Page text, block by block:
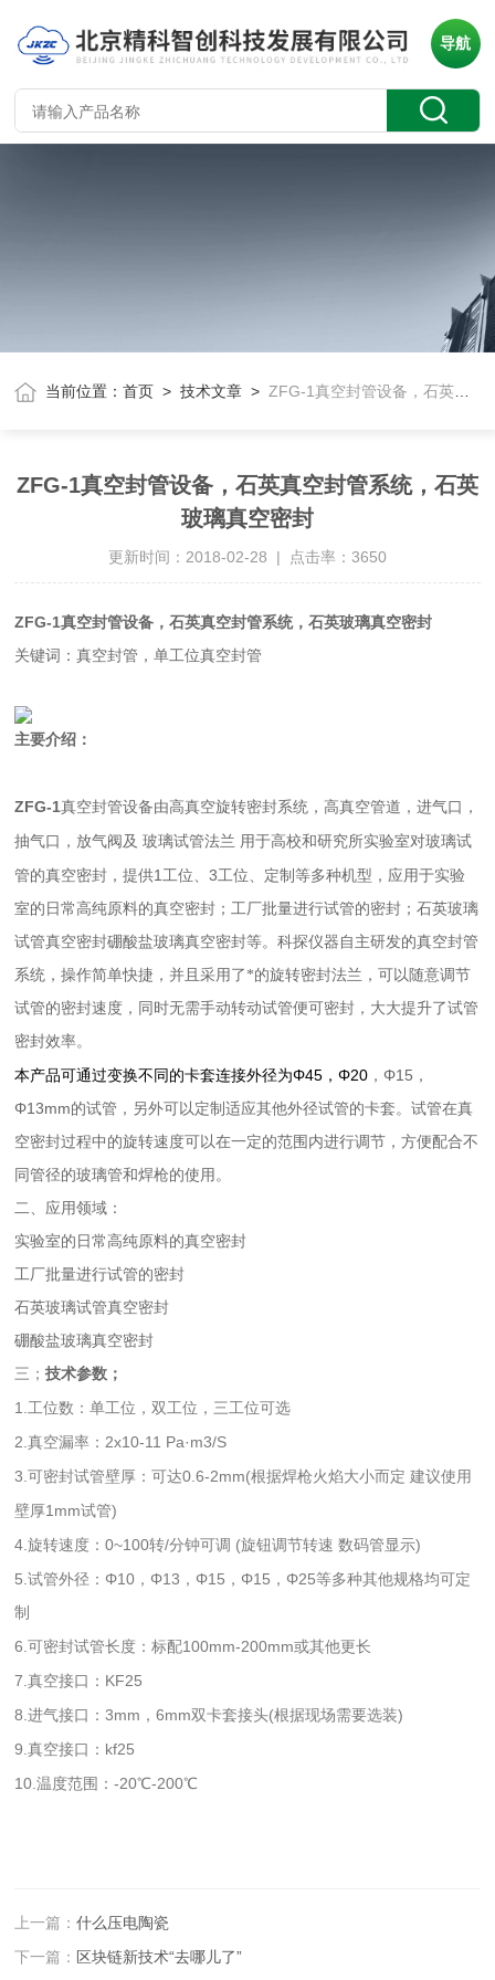
导航
当前位置：首页 >技术文章 > ZFG-1真空封管设备，石英真空封管系统，石英玻璃真空密封
ZFG-1真空封管设备，石英真空封管系统，石英
玻璃真空密封
更新时间：2018-02-28 | 点击率：3650
ZFG-1真空封管设备，石英真空封管系统，石英玻璃真空密封
关键词：真空封管，单工位真空封管
主要介绍：
ZFG-1真空封管设备由高真空旋转密封系统，高真空管道，进气口，
抽气口，放气阀及 玻璃试管法兰 用于高校和研究所实验室对玻璃试
管的真空密封，提供1 工位、3工位、定制等多种机型，应用于实验
室的日常高纯原料的真空密封；工厂批量进行试管的密封；石英玻璃
试管真空密封硼酸盐玻璃真空密封等。科探仪器自主研发的真空封管
系统，操作简单快捷，并且采用了*的旋转密封法兰，可以随意调节
试管的密封速度，同时无需手动转动试管便可密封，大大提升了试管
密封效率。
本产品可通过变换不同的卡套连接外径为Φ45 ，Φ20 ，Φ15，
Φ13mm的试管，另外可以定制适应其他外径试管的卡套。试管在真
空密封过程中的旋转速度可以在一定的范围内进行调节，方便配合不
同管径的玻璃管和焊枪的使用。
二、应用领域：
实验室的日常高纯原料的真空密封
工厂批量进行试管的密封
石英玻璃试管真空密封
硼酸盐玻璃真空密封
三；技术参数 ；
1.工位数 ：单工位，双工位，三工位可选
2.真空漏率： 2x10-11 Pa·m3/S
3.可密封试管壁厚：可达0.6-2mm(根据焊枪火焰大小而定 建议使用
壁厚1mm试管)
4.旋转速度：0~100转/分钟可调 (旋钮调节转速 数码管显 示)
5.试管外径 ： Φ10，Φ13，Φ15，Φ15，Φ25等多种其他规格均可定
制
6.可密封试管长 度：标配100mm-200mm或其他更长
7.真空接口： KF25
8.进气接口：3mm，6mm双卡套接头(根据现场需要选装)
9.真空接口 ： kf25
10.温度范围：-20℃-200℃
上一篇：什么压电陶瓷
下一篇： 区块链新技术“去哪儿了”